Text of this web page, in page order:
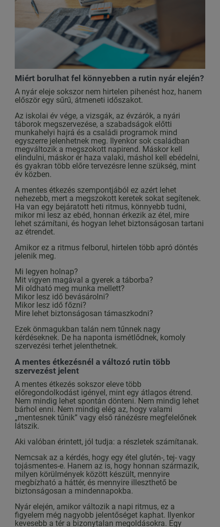
Miért borulhat fel könnyebben a rutin nyár elején?
A nyár eleje sokszor nem hirtelen pihenést hoz, hanem
először egy sűrű, átmeneti időszakot.
Az iskolai év vége, a vizsgák, az évzárók, a nyári
táborok megszervezése, a szabadságok előtti
munkahelyi hajrá és a családi programok mind
egyszerre jelenhetnek meg. Ilyenkor sok családban
megváltozik a megszokott napirend. Máskor kell
elindulni, máskor ér haza valaki, máshol kell ebédelni,
és gyakran több előre tervezésre lenne szükség, mint
év közben.
A mentes étkezés szempontjából ez azért lehet
nehezebb, mert a megszokott keretek sokat segítenek.
Ha van egy bejáratott heti ritmus, könnyebb tudni,
mikor mi lesz az ebéd, honnan érkezik az étel, mire
lehet számítani, és hogyan lehet biztonságosan tartani
az étrendet.
Amikor ez a ritmus felborul, hirtelen több apró döntés
jelenik meg.
Mi legyen holnap?
Mit vigyen magával a gyerek a táborba?
Mi oldható meg munka mellett?
Mikor lesz idő bevásárolni?
Mikor lesz idő főzni?
Mire lehet biztonságosan támaszkodni?
Ezek önmagukban talán nem tűnnek nagy
kérdéseknek. De ha naponta ismétlődnek, komoly
szervezési terhet jelenthetnek.
A mentes étkezésnél a változó rutin több
szervezést jelent
A mentes étkezés sokszor eleve több
előregondolkodást igényel, mint egy átlagos étrend.
Nem mindig lehet spontán dönteni. Nem mindig lehet
bárhol enni. Nem mindig elég az, hogy valami
„mentesnek tűnik” vagy első ránézésre megfelelőnek
látszik.
Aki valóban érintett, jól tudja: a részletek számítanak.
Nemcsak az a kérdés, hogy egy étel glutén-, tej- vagy
tojásmentes-e. Hanem az is, hogy honnan származik,
milyen körülmények között készült, mennyire
megbízható a háttér, és mennyire illeszthető be
biztonságosan a mindennapokba.
Nyár elején, amikor változik a napi ritmus, ez a
figyelem még nagyobb jelentőséget kaphat. Ilyenkor
kevesebb a tér a bizonytalan megoldásokra. Egy